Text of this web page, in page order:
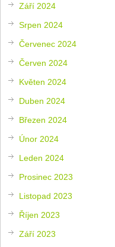
Září 2024
Srpen 2024
Červenec 2024
Červen 2024
Květen 2024
Duben 2024
Březen 2024
Únor 2024
Leden 2024
Prosinec 2023
Listopad 2023
Říjen 2023
Září 2023